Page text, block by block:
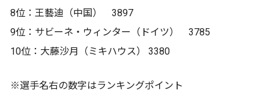
8位：王藝迪（中国） 3897
9位：サビーネ・ウィンター（ドイツ） 3785
10位：大藤沙月（ミキハウス） 3380
※選手名右の数字はランキングポイント